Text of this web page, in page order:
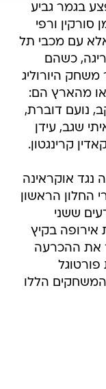
בגמר גביע
סורקין ורפי
עם מכבי תל
כשהם
משחק היורוליג
שייצאו מהארץ הם:
נועם דוברת,
שגב, עידן
קרינגטון.
נגד אוקראינה
החלון הראשון
ששני
אירופה בקיץ
את ההכרעה
המשחקים הללו